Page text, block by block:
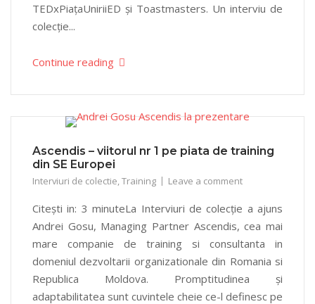
TEDxPiațaUniriiED și Toastmasters. Un interviu de
colecție...
Continue reading
Ascendis – viitorul nr 1 pe piata de training
din SE Europei
Interviuri de colectie,Training Leave a comment
Citești in: 3 minuteLa Interviuri de colecție a ajuns
Andrei Gosu, Managing Partner Ascendis, cea mai
mare companie de training si consultanta in
domeniul dezvoltarii organizationale din Romania si
Republica Moldova. Promptitudinea și
adaptabilitatea sunt cuvintele cheie ce-l definesc pe